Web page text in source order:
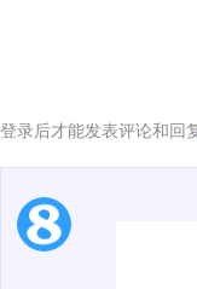
登录后才能发表评论和回
1.电